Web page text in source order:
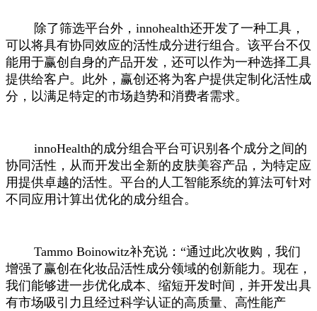
除了筛选平台外，innohealth还开发了一种工具，
可以将具有协同效应的活性成分进行组合。该平台不仅
能用于赢创自身的产品开发，还可以作为一种选择工具
提供给客户。此外，赢创还将为客户提供定制化活性成
分，以满足特定的市场趋势和消费者需求。
innoHealth的成分组合平台可识别各个成分之间的
协同活性，从而开发出全新的皮肤美容产品，为特定应
用提供卓越的活性。平台的人工智能系统的算法可针对
不同应用计算出优化的成分组合。
Tammo Boinowitz补充说：“通过此次收购，我们
增强了赢创在化妆品活性成分领域的创新能力。现在，
我们能够进一步优化成本、缩短开发时间，并开发出具
有市场吸引力且经过科学认证的高质量、高性能产